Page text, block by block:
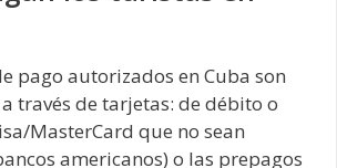
pago autorizados en Cuba son
través de tarjetas: de débito o
MasterCard que no sean
americanos) o las prepagos